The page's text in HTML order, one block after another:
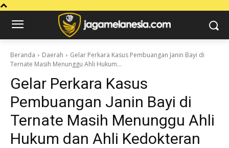
Beranda Daerah
Gelar Perkara Kasus Pembuangan Janin Bayi di
Ternate Masih Menunggu Ahli Hukum...
Gelar Perkara Kasus
Pembuangan Janin Bayi di
Ternate Masih Menunggu Ahli
Hukum dan Ahli Kedokteran